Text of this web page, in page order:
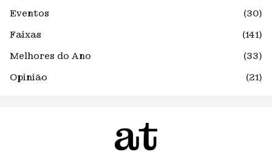
Eventos
(30)
Faixas
(141)
Melhores do Ano
(33)
Opinião
(21)